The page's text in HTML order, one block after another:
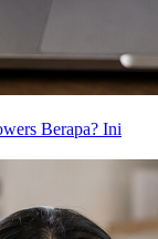
Berapa? Ini